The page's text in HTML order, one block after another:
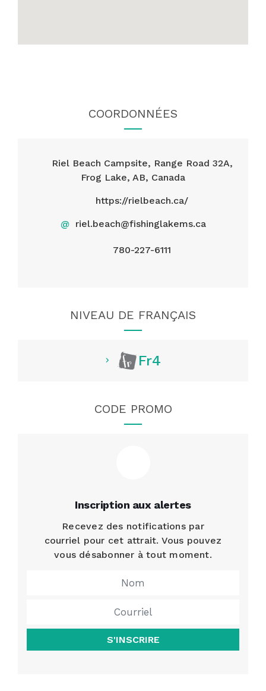
COORDONNÉES
Riel Beach Campsite, Range Road 32A,
Frog Lake, AB, Canada
https://rielbeach.ca/
@ riel.beach@fishinglakems.ca
780-227-6111
NIVEAU DE FRANÇAIS
Fr4
CODE PROMO
Inscription aux alertes
Recevez des notifications par
courriel pour cet attrait. Vous pouvez
vous désabonner à tout moment.
S'INSCRIRE